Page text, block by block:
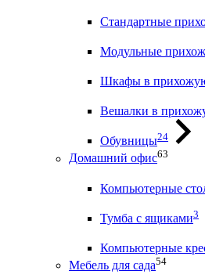
Стандартные
Модульные
Шкафы в
Вешалки в
Обувницы24
Домашний офис63
Компьютерные
Тумба с ящиками3
Компьютерные
Мебель для сада54